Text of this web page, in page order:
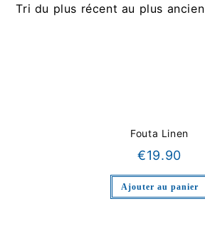
Tri du plus récent au plus ancien
Fouta Linen
€19.90
Ajouter au panier